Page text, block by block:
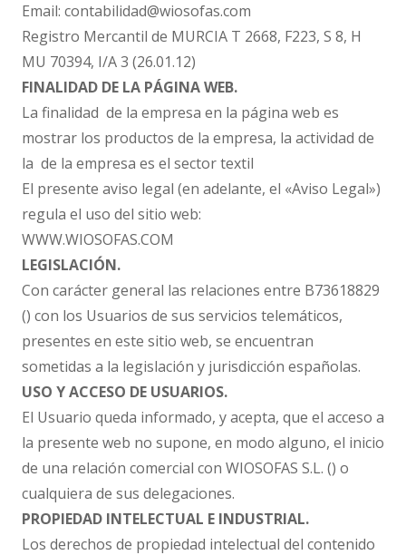
Email: contabilidad@wiosofas.com
Registro Mercantil de MURCIA T 2668, F223, S 8, H
MU 70394, I/A 3 (26.01.12)
FINALIDAD DE LA PÁGINA WEB.
La finalidad de la empresa en la página web es
mostrar los productos de la empresa, la actividad de
la de la empresa es el sector textil
El presente aviso legal (en adelante, el «Aviso Legal»)
regula el uso del sitio web:
WWW.WIOSOFAS.COM
LEGISLACIÓN.
Con carácter general las relaciones entre B73618829
() con los Usuarios de sus servicios telemáticos,
presentes en este sitio web, se encuentran
sometidas a la legislación y jurisdicción españolas.
USO Y ACCESO DE USUARIOS.
El Usuario queda informado, y acepta, que el acceso a
la presente web no supone, en modo alguno, el inicio
de una relación comercial con WIOSOFAS S.L. () o
cualquiera de sus delegaciones.
PROPIEDAD INTELECTUAL E INDUSTRIAL.
Los derechos de propiedad intelectual del contenido